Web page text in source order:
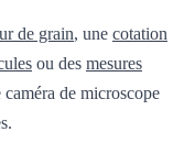
de grain, une cotation
ou des mesures
de microscope